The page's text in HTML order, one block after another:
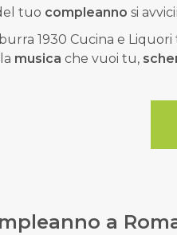
tuo compleanno si
1930 Cucina e
musica che vuoi tu,
a